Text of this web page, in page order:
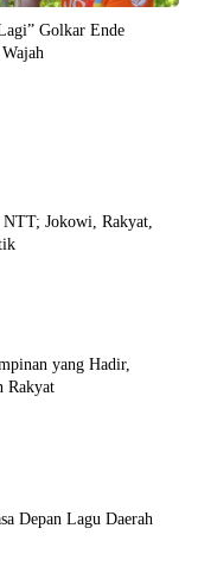
Golkar Ende
NTT; Jokowi, Rakyat,
yang Hadir,
Rakyat
Depan Lagu Daerah